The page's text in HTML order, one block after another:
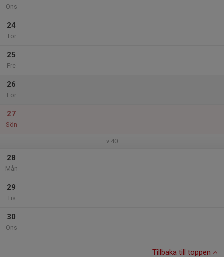
Ons
24
Tor
25
Fre
26
Lör
27
Sön
v.40
28
Mån
29
Tis
30
Ons
Tillbaka till toppen